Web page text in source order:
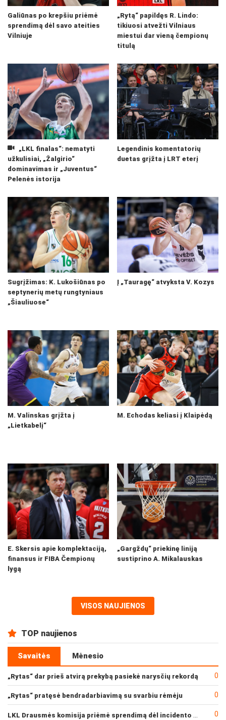
Galiūnas po krepšiu priėmė
sprendimą dėl savo ateities
Vilniuje
„Rytą“ papildęs R. Lindo:
tikiuosi atvežti Vilniaus
miestui dar vieną čempionų
titulą
„LKL finalas“: nematyti
užkulisiai, „Žalgirio“
dominavimas ir „Juventus“
Pelenės istorija
Legendinis komentatorių
duetas grįžta į LRT eterį
Sugrįžimas: K. Lukošiūnas po
septynerių metų rungtyniaus
„Šiauliuose“
Į „Tauragę“ atvyksta V. Kozys
M. Valinskas grįžta į
„Lietkabelį“
M. Echodas keliasi į Klaipėdą
E. Skersis apie komplektaciją,
finansus ir FIBA Čempionų
lygą
„Gargždų“ priekinę liniją
sustiprino A. Mikalauskas
VISOS NAUJIENOS
TOP naujienos
Savaitės Mėnesio
„Rytas“ dar prieš atvirą prekybą pasiekė narysčių rekordą 0
„Rytas“ pratęsė bendradarbiavimą su svarbiu rėmėju 0
0